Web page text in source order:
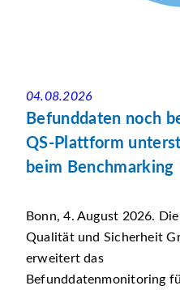
04.08.2026
Befunddaten noch
QS-Plattform
beim Benchmarking
Bonn, 4. August 2026. Die
Qualität und Sicherheit
erweitert das
Befunddatenmonitoring